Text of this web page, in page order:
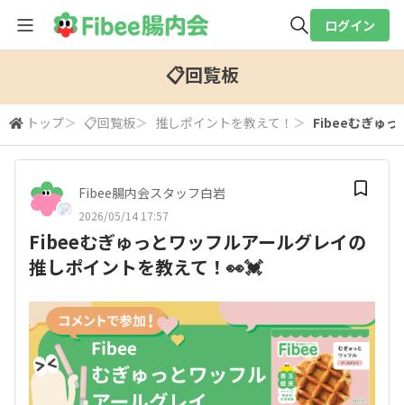
ログイン
📋回覧板
トップ＞ 📋回覧板＞ 推しポイントを教えて！ ＞ Fibeeむぎゅっ
Fibee腸内会スタッフ白岩
2026/05/14 17:57
Fibeeむぎゅっとワッフルアールグレイの
推しポイントを教えて！👀💓